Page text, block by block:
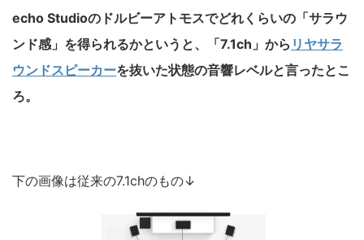
echo Studioのドルビーアトモスでどれくらいの「サラウ
ンド感」を得られるかというと、「7.1ch」から リヤサラ
ウンドスピーカーを抜いた状態の音響レベルと言ったとこ
ろ。
下の画像は従来の7.1chのもの↓